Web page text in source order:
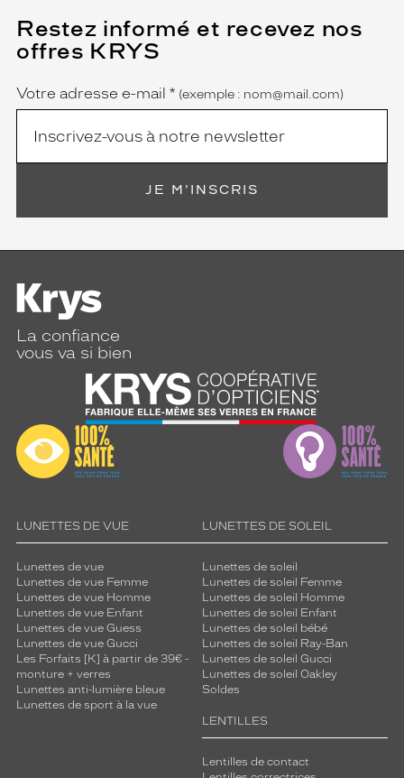
Restez informé et recevez nos
offres KRYS
Name
Votre adresse e-mail *
(Ce
champ
est
(exemple : nom@mail.com)
JE M'INSCRIS
La confiance
vous va si bien
LUNETTES DE VUE
Lunettes de vue
Lunettes de vue Femme
Lunettes de vue Homme
Lunettes de vue Enfant
Lunettes de vue Guess
Lunettes de vue Gucci
Les Forfaits [K] à partir de 39€ -
monture + verres
Lunettes anti-lumière bleue
Lunettes de sport à la vue
LUNETTES DE SOLEIL
Lunettes de soleil
Lunettes de soleil Femme
Lunettes de soleil Homme
Lunettes de soleil Enfant
Lunettes de soleil bébé
Lunettes de soleil Ray-Ban
Lunettes de soleil Gucci
Lunettes de soleil Oakley
Soldes
LENTILLES
Lentilles de contact